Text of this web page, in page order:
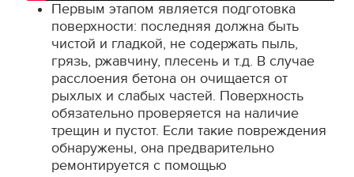
Первым этапом является подготовка
поверхности: последняя должна быть
чистой и гладкой, не содержать пыль,
грязь, ржавчину, плесень и т.д. В случае
расслоения бетона он очищается от
рыхлых и слабых частей. Поверхность
обязательно проверяется на наличие
трещин и пустот. Если такие повреждения
обнаружены, она предварительно
ремонтируется с помощью